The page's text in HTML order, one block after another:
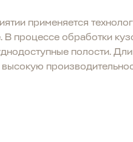
применяется
процессе обработки
полости.